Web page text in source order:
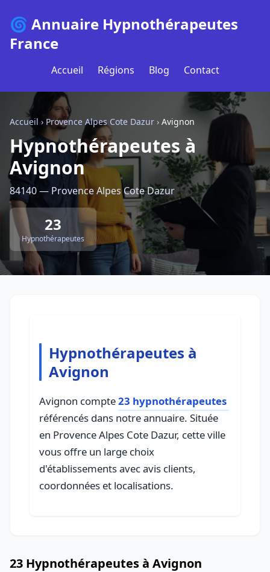
🌀 Annuaire Hypnothérapeutes
France
Accueil Régions Blog Contact
Accueil › Provence Alpes Cote Dazur › Avignon
Hypnothérapeutes à
Avignon
84140 — Provence Alpes Cote Dazur
23
Hypnothérapeutes
Hypnothérapeutes à
Avignon
Avignon compte23 hypnothérapeutes
référencés dans notre annuaire. Située
en Provence Alpes Cote Dazur, cette ville
vous offre un large choix
d'établissements avec avis clients,
coordonnées et localisations.
23 Hypnothérapeutes à Avignon